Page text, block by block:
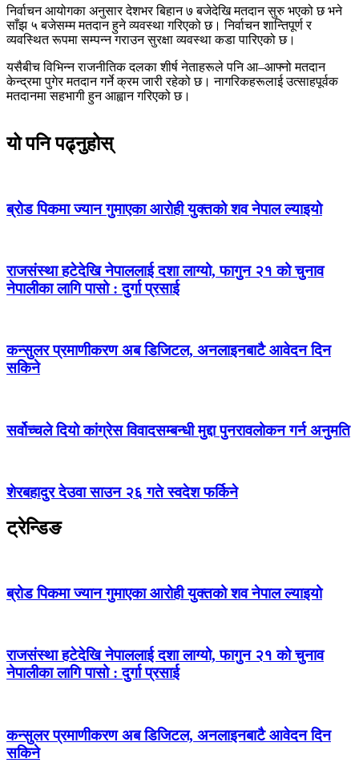
निर्वाचन आयोगका अनुसार देशभर बिहान ७ बजेदेखि मतदान सुरु भएको छ भने
साँझ ५ बजेसम्म मतदान हुने व्यवस्था गरिएको छ। निर्वाचन शान्तिपूर्ण र
व्यवस्थित रूपमा सम्पन्न गराउन सुरक्षा व्यवस्था कडा पारिएको छ।
यसैबीच विभिन्न राजनीतिक दलका शीर्ष नेताहरूले पनि आ–आफ्नो मतदान
केन्द्रमा पुगेर मतदान गर्ने क्रम जारी रहेको छ। नागरिकहरूलाई उत्साहपूर्वक
मतदानमा सहभागी हुन आह्वान गरिएको छ।
यो पनि पढ्नुहोस्
ब्रोड पिकमा ज्यान गुमाएका आरोही युक्तको शव नेपाल ल्याइयो
राजसंस्था हटेदेखि नेपाललाई दशा लाग्यो, फागुन २१ को चुनाव
नेपालीका लागि पासो : दुर्गा प्रसाई
कन्सुलर प्रमाणीकरण अब डिजिटल, अनलाइनबाटै आवेदन दिन
सकिने
सर्वोच्चले दियो कांग्रेस विवादसम्बन्धी मुद्दा पुनरावलोकन गर्न अनुमति
शेरबहादुर देउवा साउन २६ गते स्वदेश फर्किने
ट्रेन्डिङ
ब्रोड पिकमा ज्यान गुमाएका आरोही युक्तको शव नेपाल ल्याइयो
राजसंस्था हटेदेखि नेपाललाई दशा लाग्यो, फागुन २१ को चुनाव
नेपालीका लागि पासो : दुर्गा प्रसाई
कन्सुलर प्रमाणीकरण अब डिजिटल, अनलाइनबाटै आवेदन दिन
सकिने